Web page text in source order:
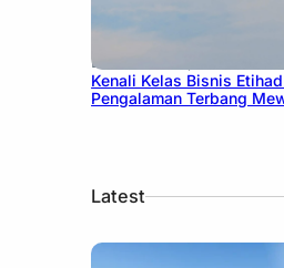
December 27, 2024
Kenali Kelas Bisnis
Pengalaman Terbang
Latest